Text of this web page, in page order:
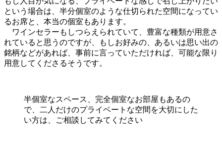
という場合は、半分個室のような仕切られた空間になってい
るお席と、本当の個室もあります。
ワインセラーもしつらえられていて、豊富な種類が用意さ
れていると思うのですが、もしお好みの、あるいは思い出の
銘柄などがあれば、事前に言っていただければ、可能な限り
用意してくださるそうです。
半個室なスペース、完全個室なお部屋もあるの
で、二人だけのプライベートな空間を大切にした
い方は、ご相談してみてください